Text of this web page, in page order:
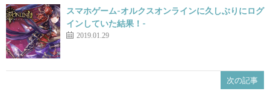
スマホゲーム-オルクスオンラインに久しぶりにログ
インしていた結果！-
2019.01.29
次の記事